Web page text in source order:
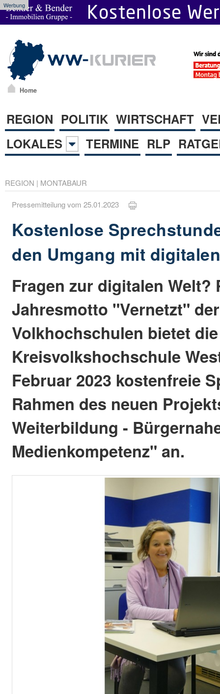
Werbung
Home
REGION POLITIK WIRTSCHAFT
LOKALES
TERMINE RLP
REGION | MONTABAUR
Pressemitteilung vom 25.01.2023
Kostenlose
den Umgang mit
Fragen zur digitalen Welt?
Jahresmotto "Vernetzt" der
Volkhochschulen bietet die
Kreisvolkshochschule
Februar 2023 kostenfreie
Rahmen des neuen
Weiterbildung -
Medienkompetenz" an.